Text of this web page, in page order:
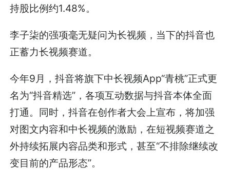
持股比例约1.48%。
李子柒的强项毫无疑问为长视频，当下的抖音也
正蓄力长视频赛道。
今年9月，抖音将旗下中长视频App“青桃”正式更
名为“抖音精选”，各项互动数据与抖音本体全面
打通。同时，抖音在创作者大会上宣布，将加强
对图文内容和中长视频的激励，在短视频赛道之
外持续拓展内容品类和形式，甚至“不排除继续改
变目前的产品形态”。